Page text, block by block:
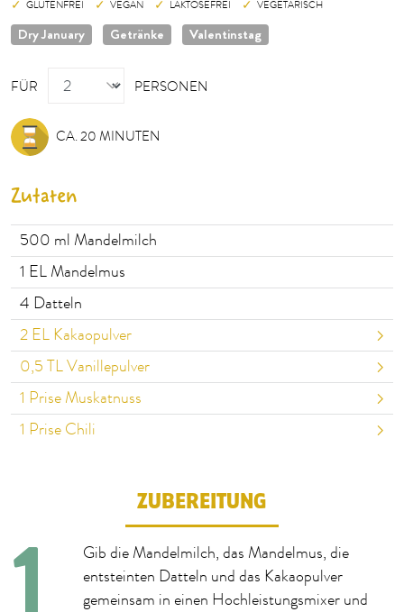
GLUTENFREI VEGAN LAKTOSEFREI VEGETARISCH
Dry January Getränke Valentinstag
FÜR
PERSONEN
PERSONEN
CA. 20 MINUTEN
Zutaten
500 ml Mandelmilch
1 EL Mandelmus
4 Datteln
2 EL Kakaopulver
0,5 TL Vanillepulver
1 Prise Muskatnuss
1 Prise Chili
ZUBEREITUNG
Gib die Mandelmilch, das Mandelmus, die
entsteinten Datteln und das Kakaopulver
gemeinsam in einen Hochleistungsmixer und